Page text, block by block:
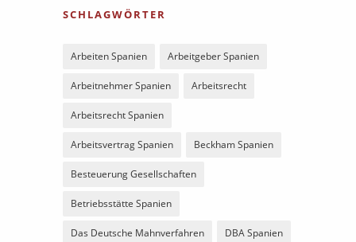
SCHLAGWÖRTER
Arbeiten Spanien Arbeitgeber Spanien
Arbeitnehmer Spanien Arbeitsrecht
Arbeitsrecht Spanien
Arbeitsvertrag Spanien Beckham Spanien
Besteuerung Gesellschaften
Betriebsstätte Spanien
Das Deutsche Mahnverfahren DBA Spanien